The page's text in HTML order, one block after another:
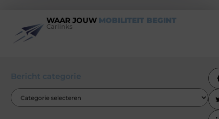
WAAR JOUW MOBILITEIT BEGINT
Carlinks
Bericht categorie